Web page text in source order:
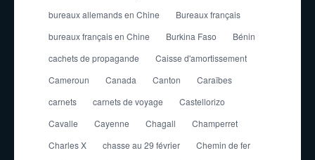
bureaux allemands en Chine
Bureaux français
bureaux français en Chine
Burkina Faso
Bénin
cachets de propagande
Caisse d'amortissement
Cameroun
Canada Canton
Caraïbes
carnets
carnets de voyage
Castellorizo
Cavalle
Cayenne Chagall
Champerret
Charles X
chasse au 29 février
Chemin de fer